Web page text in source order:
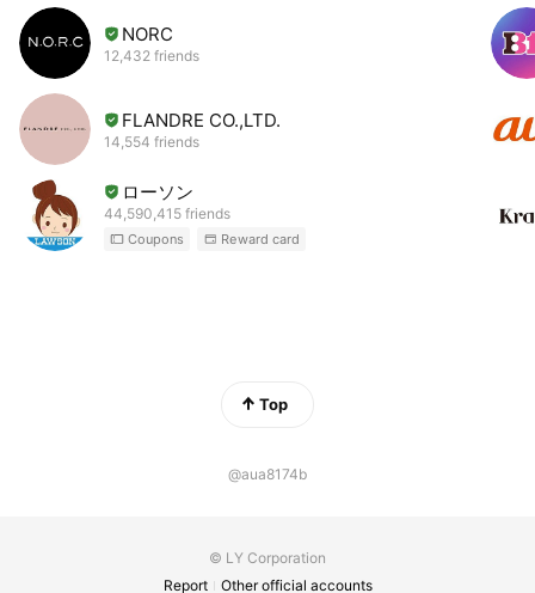
NORC
12,432 friends
FLANDRE CO.,LTD.
14,554 friends
ローソン
44,590,415 friends
Coupons Reward card
Top
@aua8174b
© LY Corporation
Report
Other official accounts